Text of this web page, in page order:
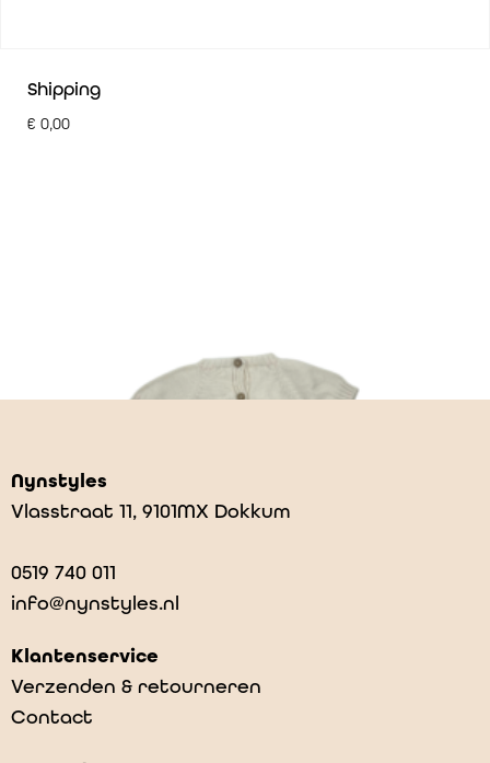
Shipping
€ 0,00
Nynstyles
Vlasstraat 11, 9101MX Dokkum
0519 740 011
info@nynstyles.nl
Klantenservice
Verzenden & retourneren
Contact